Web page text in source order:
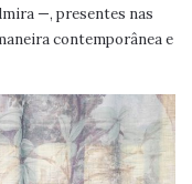
—, presentes nas
contemporânea e